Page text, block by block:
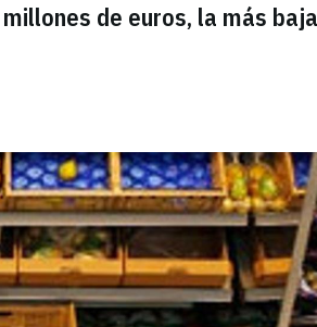
de euros, la más baja